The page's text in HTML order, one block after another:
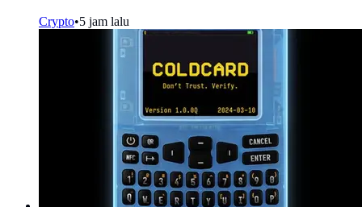
Crypto•5 jam lalu